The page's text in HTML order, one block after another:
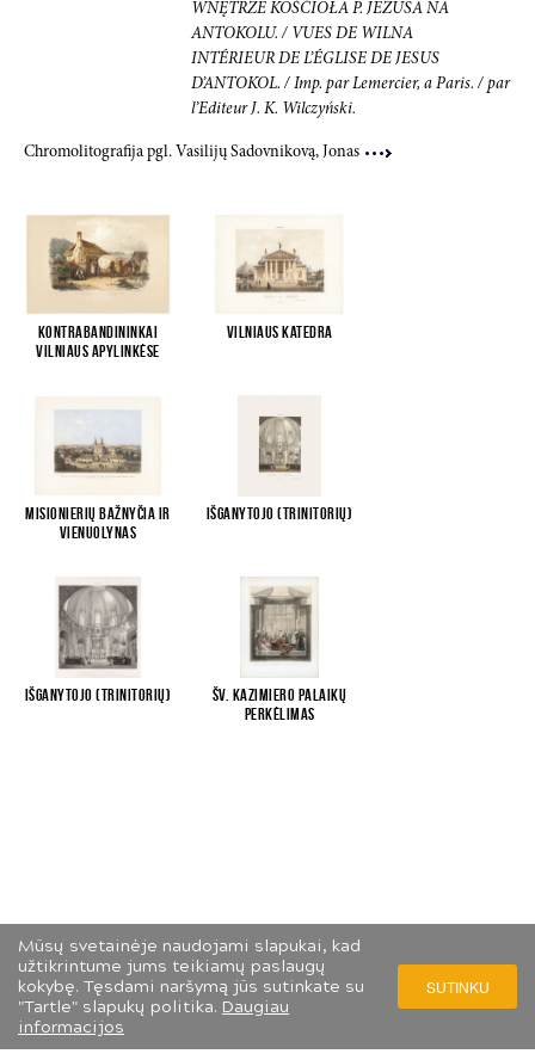
Mūsų svetainėje naudojami slapukai, kad
užtikrintume jums teikiamų paslaugų
kokybę. Tęsdami naršymą jūs sutinkate su
"Tartle" slapukų politika. Daugiau
informacijos
SUTINKU
WNĘTRZE KOŚĆIOŁA P. JEZUSA NA
ANTOKOLU. / VUES DE WILNA
INTÉRIEUR DE L’ÉGLISE DE JESUS
D’ANTOKOL. / Imp. par Lemercier, a Paris. / par
l’Editeur J. K. Wilczyński.
Chromolitografija pgl. Vasilijų Sadovnikovą, Jonas
Kontrabandininkai
Vilniaus apylinkėse
Vilniaus katedra
Misionierių bažnyčia ir
vienuolynas
Išganytojo (Trinitorių)
Išganytojo (Trinitorių)
Šv. Kazimiero palaikų
perkėlimas